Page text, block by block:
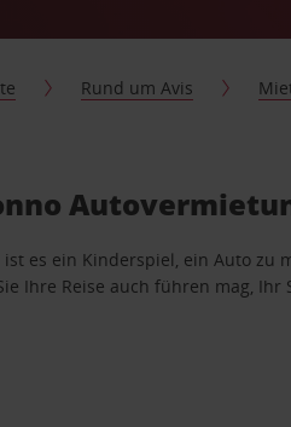
Rund um Avis
es ein Kinderspiel, ein Auto zu
Ihre Reise auch führen mag,